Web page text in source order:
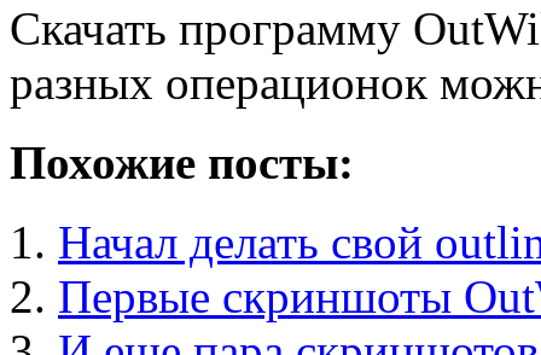
Скачать программу
разных операционок
Похожие посты:
Начал делать свой
Первые скриншоты